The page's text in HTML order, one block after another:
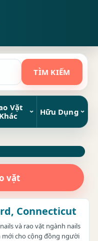
Vặt
Khác
Hữu Dụng
vặt
Connecticut
và rao vặt ngành nails
mới cho cộng đồng người